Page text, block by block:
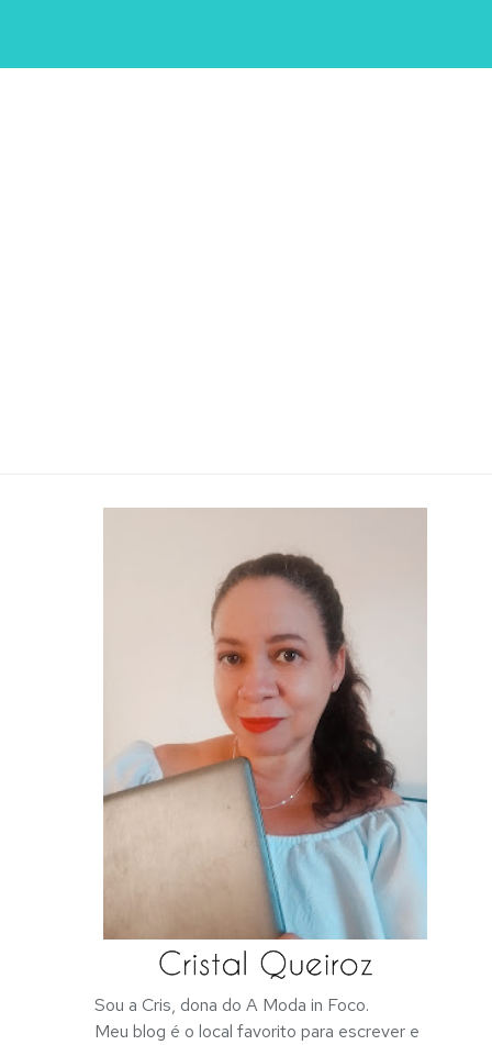
Sou a Cris, dona do A Moda in Foco.
Meu blog é o local favorito para escrever e